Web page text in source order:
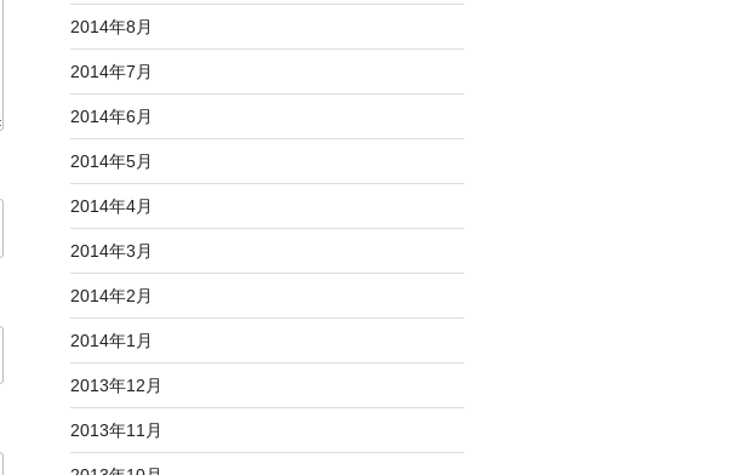
2014年8月
2014年7月
2014年6月
2014年5月
2014年4月
2014年3月
2014年2月
2014年1月
2013年12月
2013年11月